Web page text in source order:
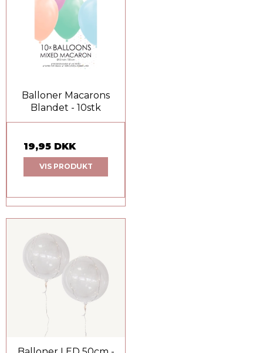
Balloner Macarons
Blandet - 10stk
19,95 DKK
VIS PRODUKT